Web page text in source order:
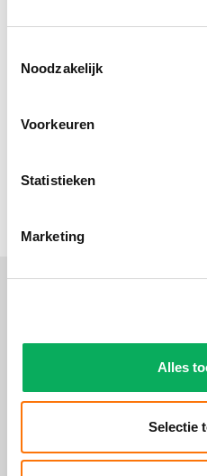
Noodzakelijk
Voorkeuren
Statistieken
Marketing
Alles
Selectie
webshop verwachten?